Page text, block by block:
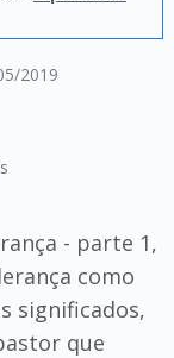
2019
- parte 1,
como
significados,
que